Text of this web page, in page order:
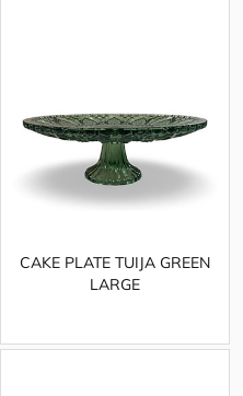
CAKE PLATE TUIJA GREEN
LARGE